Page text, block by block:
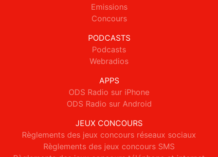
Emissions
Concours
PODCASTS
Podcasts
Webradios
APPS
ODS Radio sur iPhone
ODS Radio sur Android
JEUX CONCOURS
Règlements des jeux concours réseaux sociaux
Règlements des jeux concours SMS